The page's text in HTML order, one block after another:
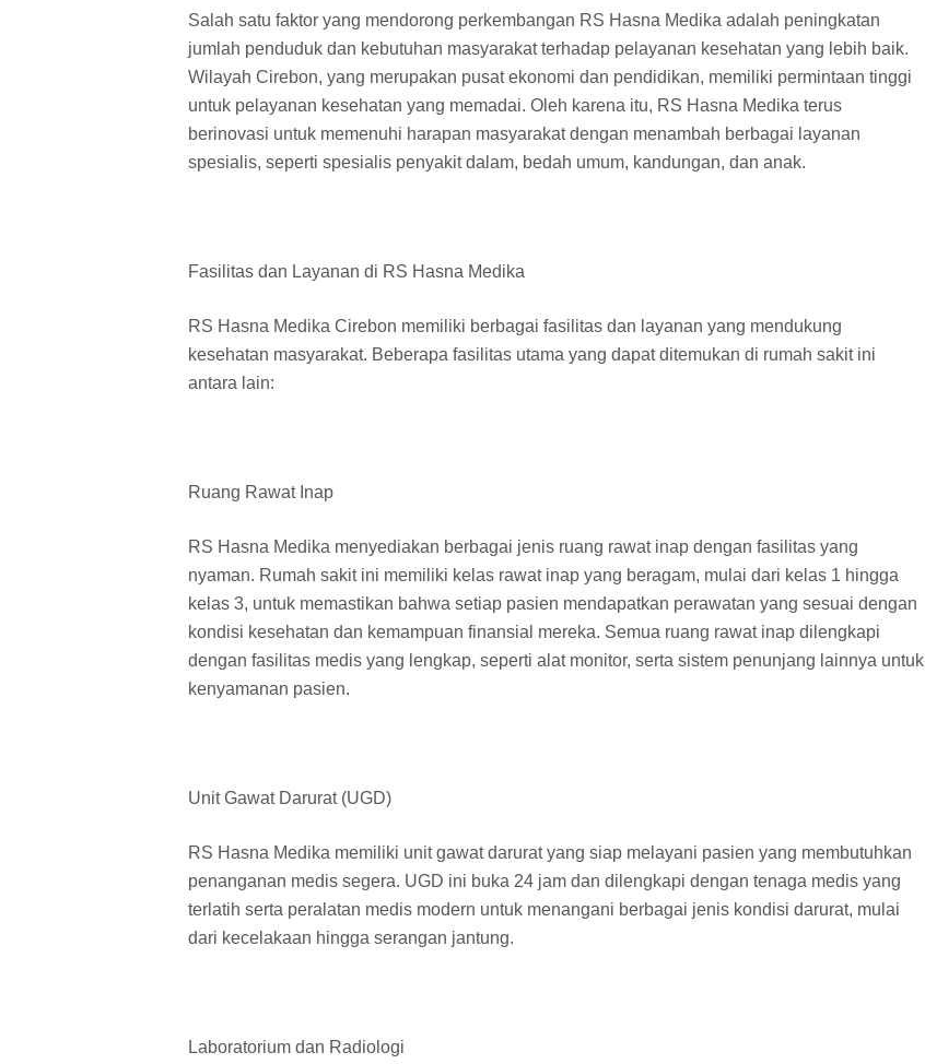
Salah satu faktor yang mendorong perkembangan RS Hasna Medika adalah peningkatan
jumlah penduduk dan kebutuhan masyarakat terhadap pelayanan kesehatan yang lebih baik.
Wilayah Cirebon, yang merupakan pusat ekonomi dan pendidikan, memiliki permintaan tinggi
untuk pelayanan kesehatan yang memadai. Oleh karena itu, RS Hasna Medika terus
berinovasi untuk memenuhi harapan masyarakat dengan menambah berbagai layanan
spesialis, seperti spesialis penyakit dalam, bedah umum, kandungan, dan anak.
Fasilitas dan Layanan di RS Hasna Medika
RS Hasna Medika Cirebon memiliki berbagai fasilitas dan layanan yang mendukung
kesehatan masyarakat. Beberapa fasilitas utama yang dapat ditemukan di rumah sakit ini
antara lain:
Ruang Rawat Inap
RS Hasna Medika menyediakan berbagai jenis ruang rawat inap dengan fasilitas yang
nyaman. Rumah sakit ini memiliki kelas rawat inap yang beragam, mulai dari kelas 1 hingga
kelas 3, untuk memastikan bahwa setiap pasien mendapatkan perawatan yang sesuai dengan
kondisi kesehatan dan kemampuan finansial mereka. Semua ruang rawat inap dilengkapi
dengan fasilitas medis yang lengkap, seperti alat monitor, serta sistem penunjang lainnya untuk
kenyamanan pasien.
Unit Gawat Darurat (UGD)
RS Hasna Medika memiliki unit gawat darurat yang siap melayani pasien yang membutuhkan
penanganan medis segera. UGD ini buka 24 jam dan dilengkapi dengan tenaga medis yang
terlatih serta peralatan medis modern untuk menangani berbagai jenis kondisi darurat, mulai
dari kecelakaan hingga serangan jantung.
Laboratorium dan Radiologi